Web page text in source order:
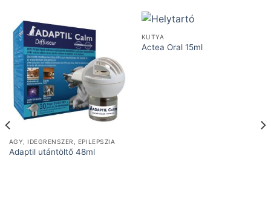
AGY, IDEGRENSZER, EPILEPSZIA
Adaptil utántöltő 48ml
KUTYA
Actea Oral 15ml